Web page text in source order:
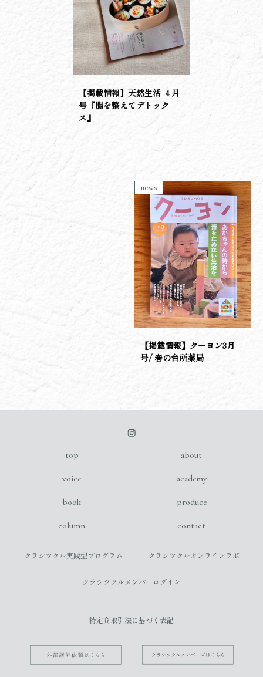
【掲載情報】天然生活 ４月
号『腸を整えてデトック
ス』
news
【掲載情報】クーヨン3月
号/ 春の台所薬局
top about
voice academy
book produce
column contact
クラシツクル実践型プログラム クラシツクルオンラインラボ
クラシツクルメンバーログイン
特定商取引法に基づく表記